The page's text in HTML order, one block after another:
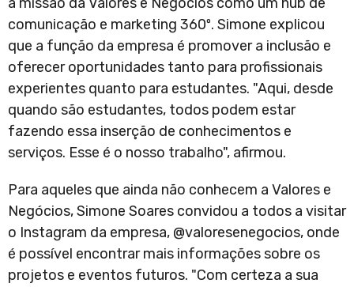
a missão da Valores e Negócios como um hub de
comunicação e marketing 360º. Simone explicou
que a função da empresa é promover a inclusão e
oferecer oportunidades tanto para profissionais
experientes quanto para estudantes. "Aqui, desde
quando são estudantes, todos podem estar
fazendo essa inserção de conhecimentos e
serviços. Esse é o nosso trabalho", afirmou.
Para aqueles que ainda não conhecem a Valores e
Negócios, Simone Soares convidou a todos a visitar
o Instagram da empresa, @valoresenegocios, onde
é possível encontrar mais informações sobre os
projetos e eventos futuros. "Com certeza a sua